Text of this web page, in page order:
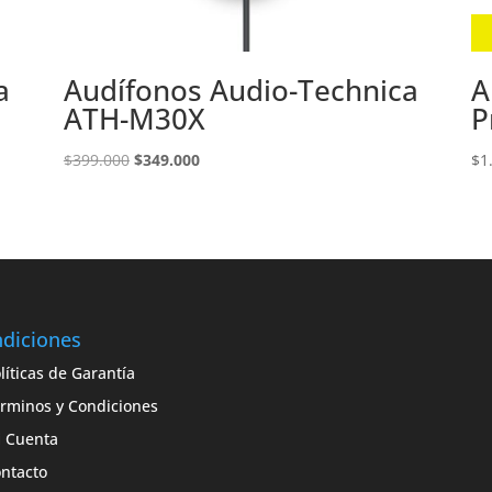
Audífonos Audio-Technica
ATH-M30X
$399.000 El
$399.000.
$349.000El
$349.000.
$
de Garantía
y Condiciones
Cuenta